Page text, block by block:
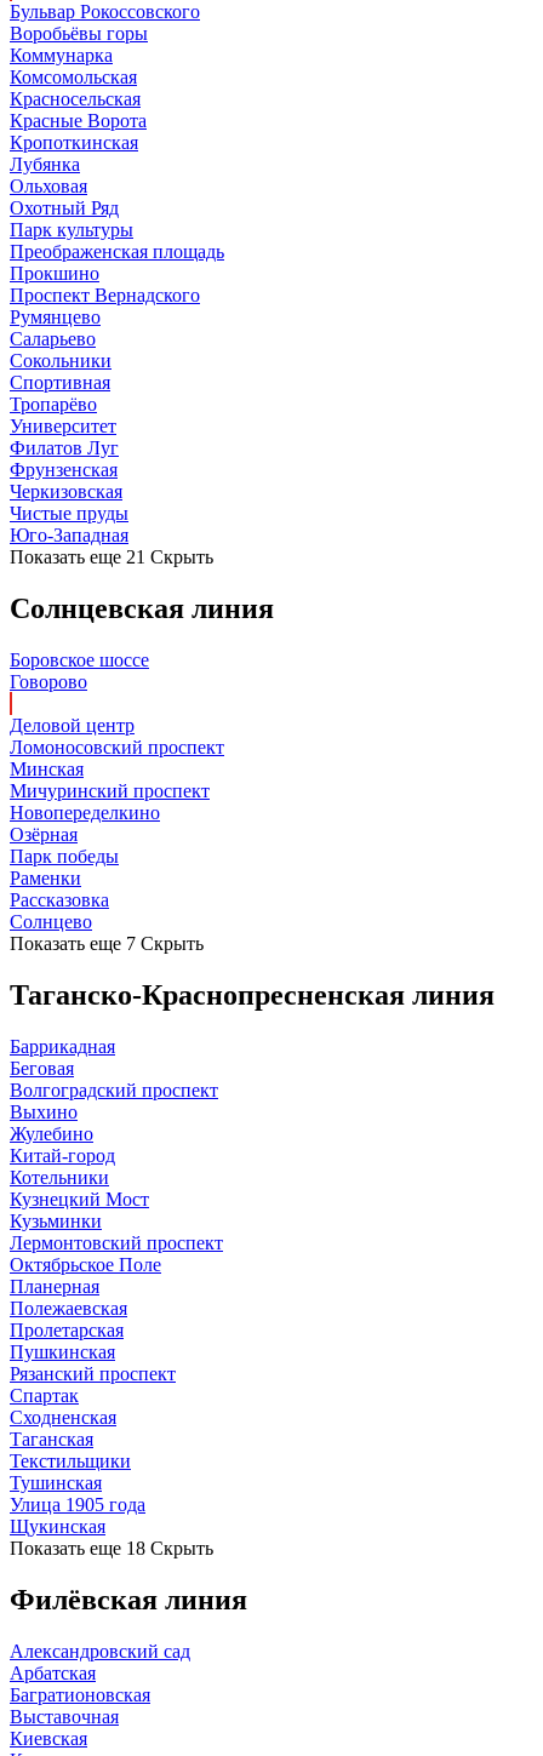
Бульвар Рокоссовского
Воробьёвы горы
Коммунарка
Комсомольская
Красносельская
Красные Ворота
Кропоткинская
Лубянка
Ольховая
Охотный Ряд
Парк культуры
Преображенская площадь
Прокшино
Проспект Вернадского
Румянцево
Саларьево
Сокольники
Спортивная
Тропарёво
Университет
Филатов Луг
Фрунзенская
Черкизовская
Чистые пруды
Юго-Западная
Показать еще 21 Скрыть
Солнцевская линия
Боровское шоссе
Говорово
Деловой центр
Ломоносовский проспект
Минская
Мичуринский проспект
Новопеределкино
Озёрная
Парк победы
Раменки
Рассказовка
Солнцево
Показать еще 7 Скрыть
Таганско-Краснопресненская линия
Баррикадная
Беговая
Волгоградский проспект
Выхино
Жулебино
Китай-город
Котельники
Кузнецкий Мост
Кузьминки
Лермонтовский проспект
Октябрьское Поле
Планерная
Полежаевская
Пролетарская
Пушкинская
Рязанский проспект
Спартак
Сходненская
Таганская
Текстильщики
Тушинская
Улица 1905 года
Щукинская
Показать еще 18 Скрыть
Филёвская линия
Александровский сад
Арбатская
Багратионовская
Выставочная
Киевская